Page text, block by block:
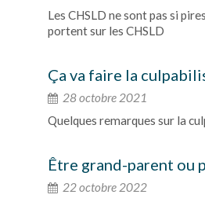
Les CHSLD ne sont pas si
portent sur les CHSLD
Ça va faire la
28 octobre 2021
Quelques remarques sur la
Être grand-parent ou
22 octobre 2022